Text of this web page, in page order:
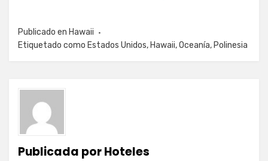
Publicado en Hawaii
Etiquetado como Estados Unidos, Hawaii,Oceanía, Polinesia
Publicada porHoteles